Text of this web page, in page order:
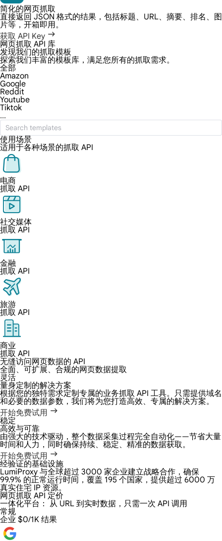
简化的网页抓取
直接返回 JSON 格式的结果，包括标题、URL、摘要、排名、图
片等，开箱即用。
获取 API Key
网页抓取 API 库
发现我们的抓取模板
探索我们丰富的模板库，满足您所有的抓取需求。
全部
Amazon
Google
Reddit
Youtube
Tiktok
...
使用场景
适用于各种场景的抓取 API
电商
抓取 API
社交媒体
抓取 API
金融
抓取 API
旅游
抓取 API
商业
抓取 API
无缝访问网页数据的 API
全面、可扩展、合规的网页数据提取
灵活
量身定制的解决方案
根据您的独特需求定制专属的业务抓取 API 工具。只需提供域名
和必要的数据参数，我们将为您打造高效、专属的解决方案。
开始免费试用
稳定
高效与可靠
由强大的技术驱动，整个数据采集过程完全自动化——节省大量
时间和人力，同时确保持续、稳定、精准的数据获取。
开始免费试用
经验证的基础设施
LumiProxy 与全球超过 3000 家企业建立战略合作，确保
99.9% 的正常运行时间，覆盖 195 个国家，提供超过 6000 万
真实住宅 IP 资源。
网页抓取 API 定价
一体化平台： 从 URL 到实时数据，只需一次 API 调用
常规
企业 $0/1K 结果